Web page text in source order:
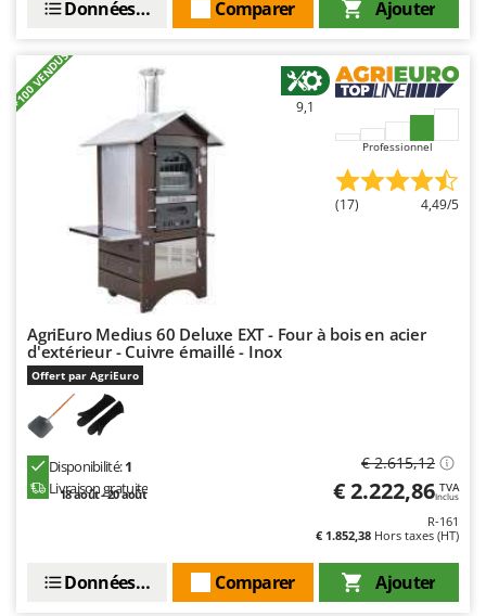
Master
Masterpro
McCulloch
MCH
Michelin
Minox
Mockmill
More than chef
MOSA
MOVA
Mowox
MTD
N
New O.M.R.A.
Novatec
Ajouter
Comparer
Données techniques
+100 VENDUS 9,1
Professionnel
(17) 4,49/5
AgriEuro Medius 60 Deluxe EXT - Four à bois en acier
d'extérieur - Cuivre émaillé - Inox
Offert par AgriEuro
Disponibilité:1
Livraison gratuite
18 août - 20 août
€ 2.615,12
€ 2.222,86 TVA
Inclus
R-161
€ 1.852,38 Hors taxes (HT)
Ajouter
Comparer
Données techniques